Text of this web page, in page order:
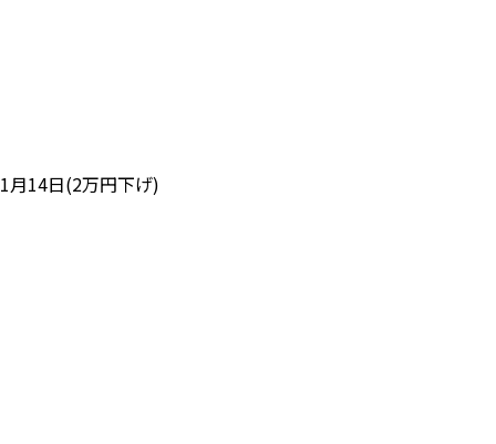
1月14日(2万円下げ)